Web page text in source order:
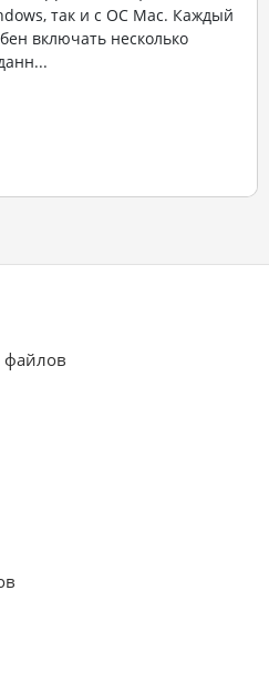
так и с ОС Mac. Каждый
включать несколько
файлов